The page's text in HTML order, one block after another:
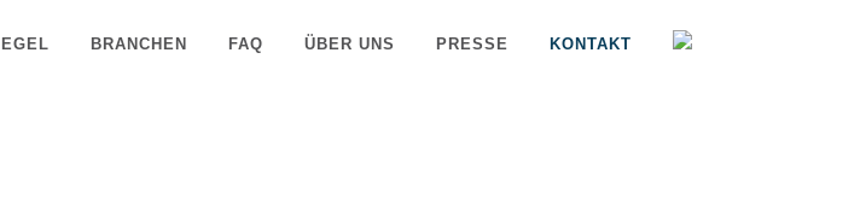
BRANCHEN FAQ ÜBER UNS PRESSE KONTAKT